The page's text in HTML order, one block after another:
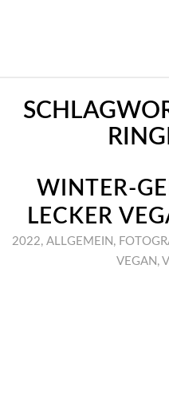
WINTER-
LECKER
2022, ALLGEMEIN ,
VEGAN ,